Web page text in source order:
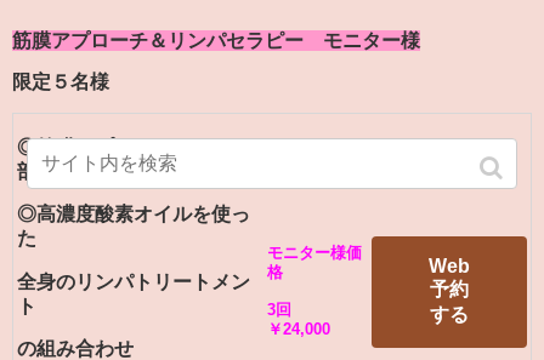
筋膜アプローチ＆リンパセラピー モニター様
限定５名様
◎筋膜アプローチ（1～２
部位）状態に合わせて
◎高濃度酸素オイルを使っ
た
全身のリンパトリートメン
ト
の組み合わせ
モニター様価
格
3回
￥24,000
Web
予約
する